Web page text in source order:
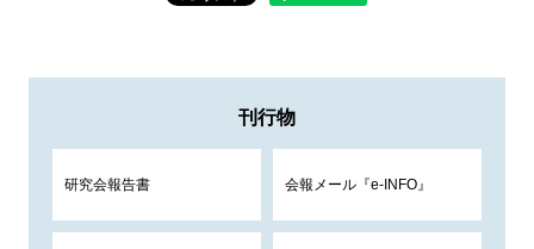
刊行物
研究会報告書 会報メール『e-INFO』